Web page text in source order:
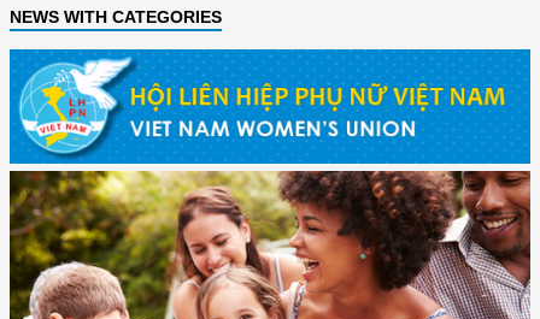
NEWS WITH CATEGORIES